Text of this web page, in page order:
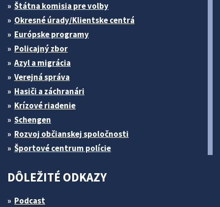
Štátna komisia pre volby
Okresné úrady/Klientske centrá
Európske programy
Policajný zbor
Azyl a migrácia
Verejná správa
Hasiči a záchranári
Krízové riadenie
Schengen
Rozvoj občianskej spoločnosti
Športové centrum polície
DÔLEŽITÉ ODKAZY
Podcast